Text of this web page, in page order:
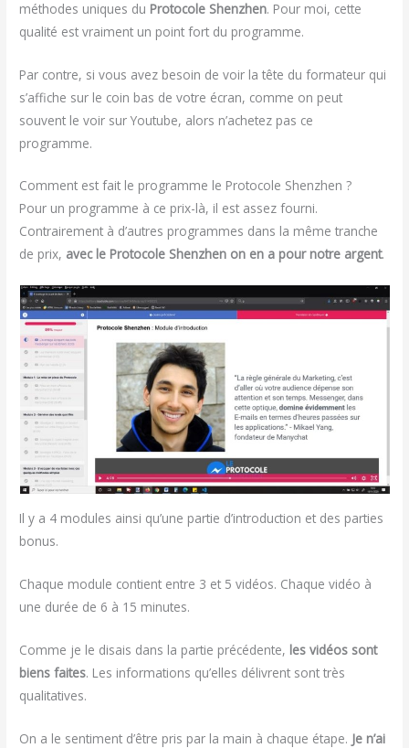
méthodes uniques du Protocole Shenzhen. Pour moi, cette
qualité est vraiment un point fort du programme.
Par contre, si vous avez besoin de voir la tête du formateur qui
s’affiche sur le coin bas de votre écran, comme on peut
souvent le voir sur Youtube, alors n’achetez pas ce
programme.
Comment est fait le programme le Protocole Shenzhen ?
Pour un programme à ce prix-là, il est assez fourni.
Contrairement à d’autres programmes dans la même tranche
de prix, avec le Protocole Shenzhen on en a pour notre argent.
Il y a 4 modules ainsi qu’une partie d’introduction et des parties
bonus.
Chaque module contient entre 3 et 5 vidéos. Chaque vidéo à
une durée de 6 à 15 minutes.
Comme je le disais dans la partie précédente, les vidéos sont
biens faites. Les informations qu’elles délivrent sont très
qualitatives.
On a le sentiment d’être pris par la main à chaque étape. Je n’ai